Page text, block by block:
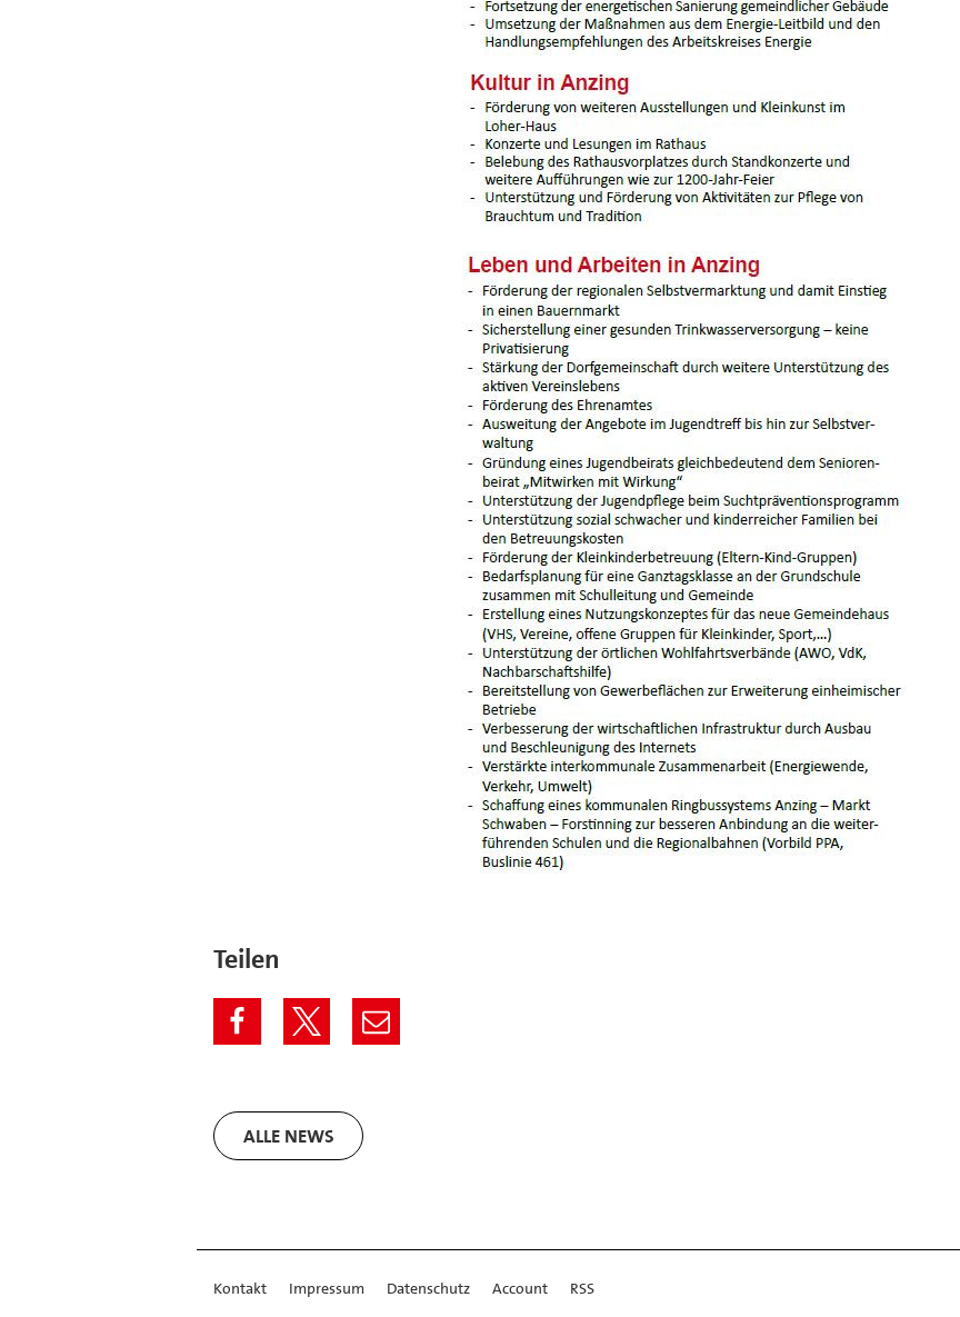
Teilen
ALLE NEWS
Kontakt Impressum Datenschutz Account RSS